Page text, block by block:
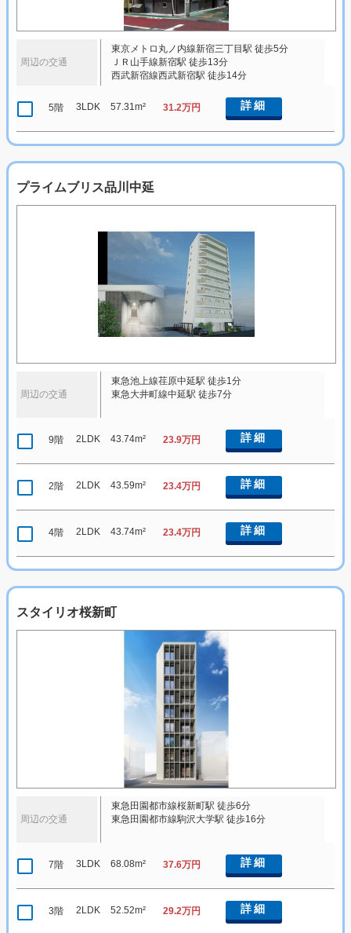
周辺の交通
東京メトロ丸ノ内線新宿三丁目駅 徒歩5分
ＪＲ山手線新宿駅 徒歩13分
西武新宿線西武新宿駅 徒歩14分
5階 3LDK 57.31m² 31.2万円 詳細
プライムブリス品川中延
周辺の交通
東急池上線荏原中延駅 徒歩1分
東急大井町線中延駅 徒歩7分
9階 2LDK 43.74m² 23.9万円 詳細
2階 2LDK 43.59m² 23.4万円 詳細
4階 2LDK 43.74m² 23.4万円 詳細
スタイリオ桜新町
周辺の交通
東急田園都市線桜新町駅 徒歩6分
東急田園都市線駒沢大学駅 徒歩16分
7階 3LDK 68.08m² 37.6万円 詳細
3階 2LDK 52.52m² 29.2万円 詳細